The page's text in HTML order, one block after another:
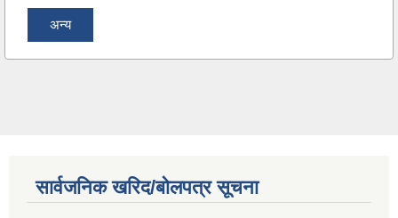
अन्य
सार्वजनिक खरिद/बोलपत्र सूचना